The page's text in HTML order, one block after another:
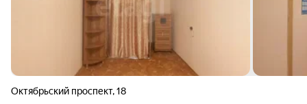
Октябрьский проспект,18